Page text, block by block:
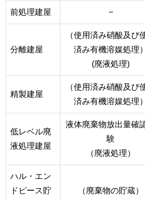
前処理建屋 −
分離建屋
（使用済み硝酸及び
済み有機溶媒処理）
(廃液処理)
精製建屋
（使用済み硝酸及び
済み有機溶媒処理）
低レベル廃
液処理建屋
液体廃棄物放出量確
験
（廃液処理）
ハル・エン
ドピース貯
（廃棄物の貯蔵）